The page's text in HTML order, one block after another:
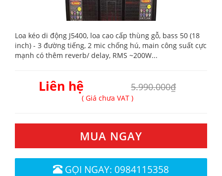
Loa kéo di động J5400, loa cao cấp thùng gỗ, bass 50 (18
inch) - 3 đường tiếng, 2 mic chống hú, main công suất cực
mạnh có thêm reverb/ delay, RMS ~200W...
Liên hệ 5.990.000₫
( Giá chưa VAT )
MUA NGAY
GỌI NGAY: 0984115358